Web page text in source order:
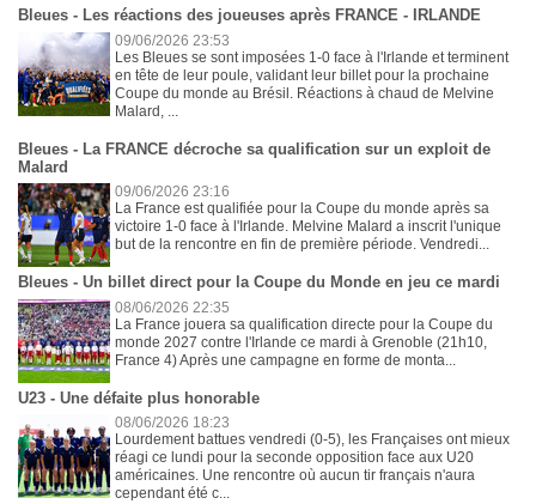
Bleues - Les réactions des joueuses après FRANCE - IRLANDE
09/06/2026 23:53
Les Bleues se sont imposées 1-0 face à l'Irlande et terminent
en tête de leur poule, validant leur billet pour la prochaine
Coupe du monde au Brésil. Réactions à chaud de Melvine
Malard, ...
Bleues - La FRANCE décroche sa qualification sur un exploit de
Malard
09/06/2026 23:16
La France est qualifiée pour la Coupe du monde après sa
victoire 1-0 face à l'Irlande. Melvine Malard a inscrit l'unique
but de la rencontre en fin de première période. Vendredi...
Bleues - Un billet direct pour la Coupe du Monde en jeu ce mardi
08/06/2026 22:35
La France jouera sa qualification directe pour la Coupe du
monde 2027 contre l'Irlande ce mardi à Grenoble (21h10,
France 4) Après une campagne en forme de monta...
U23 - Une défaite plus honorable
08/06/2026 18:23
Lourdement battues vendredi (0-5), les Françaises ont mieux
réagi ce lundi pour la seconde opposition face aux U20
américaines. Une rencontre où aucun tir français n'aura
cependant été c...